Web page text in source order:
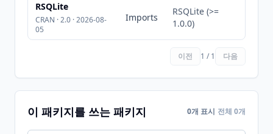
RSQLite
CRAN · 2.0 · 2026-08-
05
Imports
RSQLite (>=
1.0.0)
이전 1 / 1 다음
이 패키지를 쓰는 패키지 0개 표시 전체 0개